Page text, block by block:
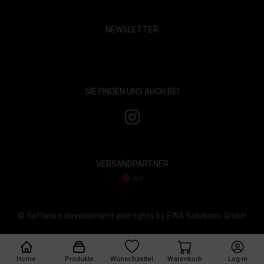
Home Produkte Wunschzettel Warenkorb Log-in
NEWSLETTER
SIE FINDEN UNS AUCH BEI
VERSANDPARTNER
© Software development and rights by EWA Solutions GmbH